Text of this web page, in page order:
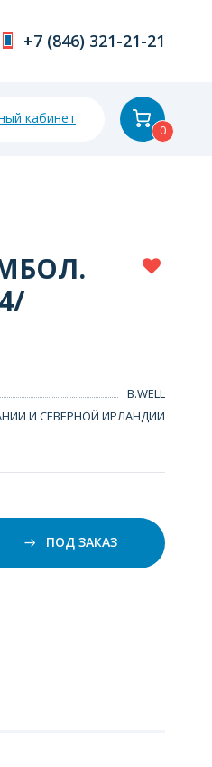
+7 (846) 321-21-21
кабинет
0
B.WELL
И СЕВЕРНОЙ ИРЛАНДИИ
ПОД ЗАКАЗ